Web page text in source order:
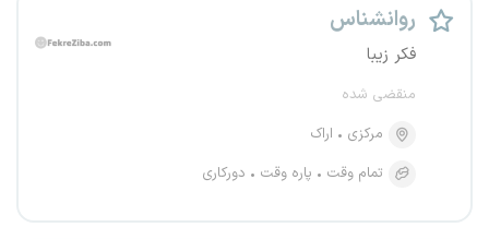
روانشناس
فکر زیبا
منقضی شده
مرکزی
اراک
تمام وقت
پاره وقت دورکاری